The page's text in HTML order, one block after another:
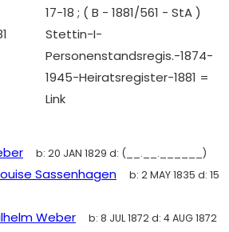
17-18 ; ( B - 1881/561 - StA )
Stettin-I-
Personenstandsregis.-1874-
1945-Heiratsregister-1881 =
Link
b: 20 JAN 1829 d: (__.__.______)
Sassenhagen b: 2 MAY 1835 d: 15
Weber b: 8 JUL 1872d: 4 AUG 1872